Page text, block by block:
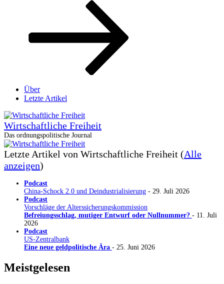
Über
Letzte Artikel
Wirtschaftliche Freiheit
Das ordnungspolitische Journal
Letzte Artikel von Wirtschaftliche Freiheit (Alle
anzeigen)
Podcast
China-Schock 2.0 und Deindustrialisierung - 29. Juli 2026
Podcast
Vorschläge der Alterssicherungskommission
Befreiungsschlag, mutiger Entwurf oder Nullnummer? - 11. Juli
2026
Podcast
US-Zentralbank
Eine neue geldpolitische Ära - 25. Juni 2026
Meistgelesen